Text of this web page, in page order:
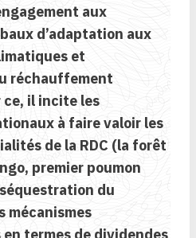
aux
d’adaptation aux
et
réchauffement
ce, il incite les
à faire valoir les
de la RDC (la forêt
premier poumon
du
mécanismes